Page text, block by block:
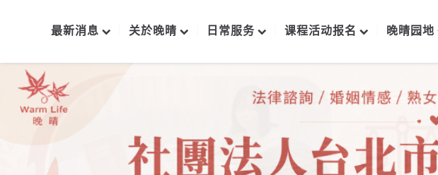
最新消息 关於晚晴 日常服务 课程活动报名 晚晴园地